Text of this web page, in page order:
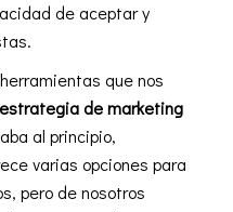
de aceptar y
que nos
de marketing
al principio,
varias opciones para
pero de nosotros